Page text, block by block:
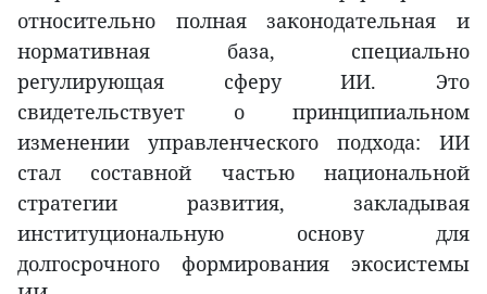
относительно полная законодательная и
нормативная база, специально
регулирующая сферу ИИ. Это
свидетельствует о принципиальном
изменении управленческого подхода: ИИ
стал составной частью национальной
стратегии развития, закладывая
институциональную основу для
долгосрочного формирования экосистемы